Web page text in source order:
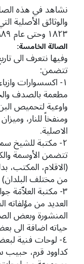
نشاهد في هذه
والوثائق الأصلية
١٨٢٣ وحتى عام ١٨٨٩.
الصالة الخامسة:
وفيها نتعرف الى
تتضمن:
١- اكسسوارات
مطعمة بالصدف
واوعية لتحميص
ومنفخاً للنار،
الاصلية.
تتضمن الأوسمة
(الاقلام، المكتب،
من مختلف البلدان)
العديد من
المنشورة وبعض
حياته اضافة الى
٤- لوحات فنية
كداوود قرم،